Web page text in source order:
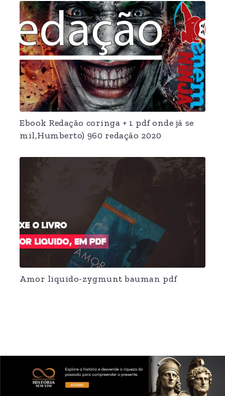
Ebook Redação coringa + 1 pdf onde já se
mil,Humberto) 960 redação 2020
Amor liquido-zygmunt bauman pdf